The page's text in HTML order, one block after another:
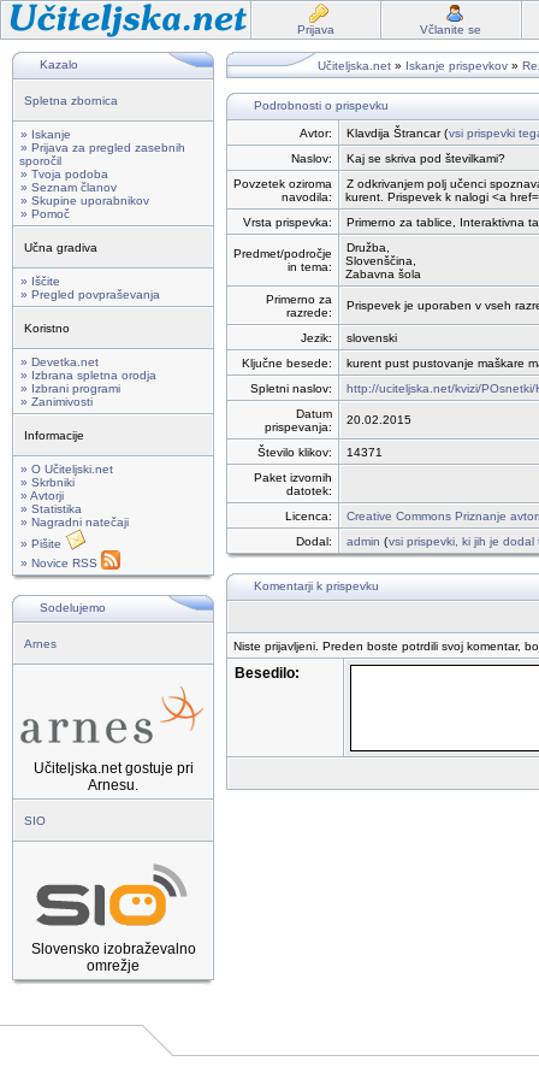
Prijava Včlanite se
Kazalo
Spletna zbornica
» Iskanje
» Prijava za pregled zasebnih
sporočil
» Tvoja podoba
» Seznam članov
» Skupine uporabnikov
» Pomoč
Učna gradiva
» Iščite
» Pregled povpraševanja
Koristno
» Devetka.net
» Izbrana spletna orodja
» Izbrani programi
» Zanimivosti
Informacije
» O Učiteljski.net
» Skrbniki
» Avtorji
» Statistika
» Nagradni natečaji
» Pišite
» Novice RSS
Sodelujemo
Arnes
Učiteljska.net gostuje pri
Arnesu.
SIO
Slovensko izobraževalno
omrežje
Učiteljska.net » Iskanje prispevkov »
Podrobnosti o prispevku
Avtor: Klavdija Štrancar (vsi prispevki
Naslov:
Kaj se skriva pod številkami?
Povzetek oziroma
navodila:
Z odkrivanjem polj učenci
kurent. Prispevek k nalogi <a
Vrsta prispevka:
Primerno za tablice, Interaktivna
Predmet/področje
in tema:
Družba,
Slovenščina,
Zabavna šola
Primerno za
razrede:
Prispevek je uporaben v vseh
Jezik:
slovenski
Ključne besede:
kurent pust pustovanje maškare
Spletni naslov:
http://uciteljska.net/kvizi/
Datum
prispevanja:
20.02.2015
Število klikov:
14371
Paket izvornih
datotek:
Licenca:
Creative Commons Priznanje
Dodal:
admin (vsi prispevki, ki jih je dodal
Komentarji k prispevku
Niste prijavljeni. Preden boste potrdili svoj komentar,
Besedilo: